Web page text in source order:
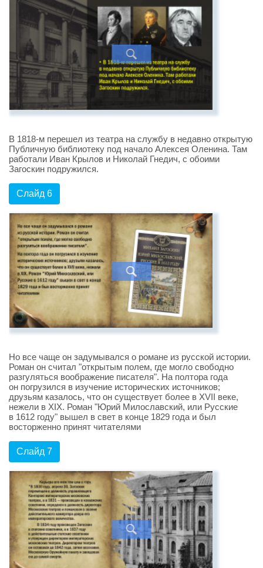
В 1818-м перешел из театра на службу в недавно открытую
Публичную библиотеку под начало Алексея Оленина. Там
работали Иван Крылов и Николай Гнедич, с обоими
Загоскин подружился.
Слайд 6
Но все чаще он задумывался о романе из русской истории.
Роман он считал "открытым полем, где могло свободно
разгуляться воображение писателя". На полтора года
он погрузился в изучение исторических источников;
друзьям казалось, что он существует более в XVII веке,
нежели в XIX. Роман "Юрий Милославский, или Русские
в 1612 году" вышел в свет в конце 1829 года и был
восторженно принят читателями
Слайд 7